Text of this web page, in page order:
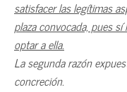
satisfacer las legítimas
plaza convocada, pues
optar a ella.
La segunda razón
concreción.